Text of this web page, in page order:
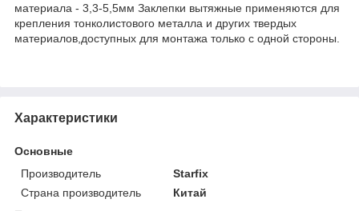
материала - 3,3-5,5мм Заклепки вытяжные применяются для
крепления тонколистового металла и других твердых
материалов,доступных для монтажа только с одной стороны.
Характеристики
Основные
Производитель
Starfix
Страна производитель
Китай